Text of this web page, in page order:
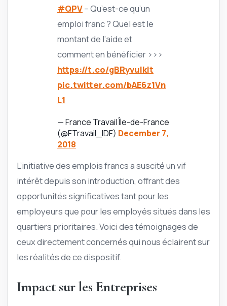
#QPV– Qu’est-ce qu’un
emploi franc ? Quel est le
montant de l’aide et
comment en bénéficier >>>
https://t.co/gBRyvuIklt
pic.twitter.com/bAE6z1Vn
L1
— France Travail Île-de-France
(@FTravail_IDF) December 7,
2018
L’initiative des emplois francs a suscité un vif
intérêt depuis son introduction, offrant des
opportunités significatives tant pour les
employeurs que pour les employés situés dans les
quartiers prioritaires. Voici des témoignages de
ceux directement concernés qui nous éclairent sur
les réalités de ce dispositif.
Impact sur les Entreprises